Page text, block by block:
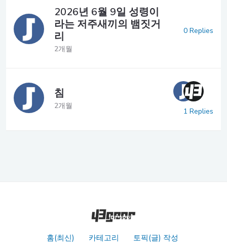
2026년 6월 9일 성령이
라는 저주새끼의 뱀짓거
리
2개월
0 Replies
침
2개월
1 Replies
홈(최신) 카테고리 토픽(글) 작성